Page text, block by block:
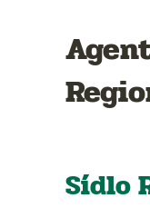
Sídlo